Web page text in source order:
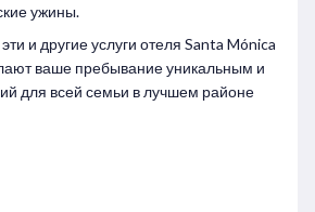
ужины.
и другие услуги отеля Santa Mónica
ваше пребывание уникальным и
для всей семьи в лучшем районе